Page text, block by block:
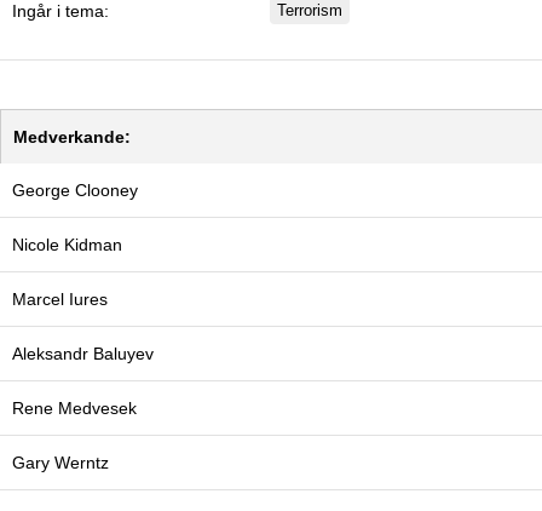
Ingår i tema: Terrorism
Medverkande:
George Clooney
Nicole Kidman
Marcel Iures
Aleksandr Baluyev
Rene Medvesek
Gary Werntz